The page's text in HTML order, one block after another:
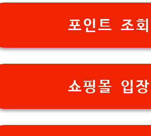
포인트 조회
쇼핑몰 입장